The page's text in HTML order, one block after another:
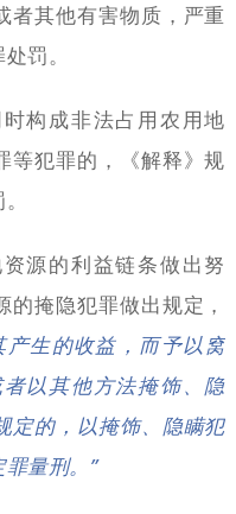
者其他有害物质，严重
罚。
构成非法占用农用地
等犯罪的，《解释》规
源的利益链条做出努
掩隐犯罪做出规定，
生的收益，而予以窝
以其他方法掩饰、隐
定的，以掩饰、隐瞒犯
量刑。”